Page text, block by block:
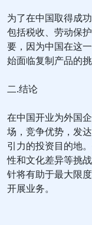
为了在中国取得成
包括税收、劳动保
要，因为中国在这
始面临复制产品的挑
二.结论
在中国开业为外国
场，竞争优势，发
引力的投资目的地
性和文化差异等挑
针将有助于最大限
开展业务。